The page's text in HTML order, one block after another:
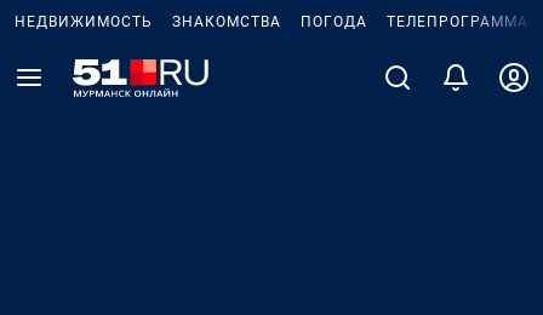
НЕДВИЖИМОСТЬ ЗНАКОМСТВА ПОГОДА ТЕЛЕПРОГРАММА